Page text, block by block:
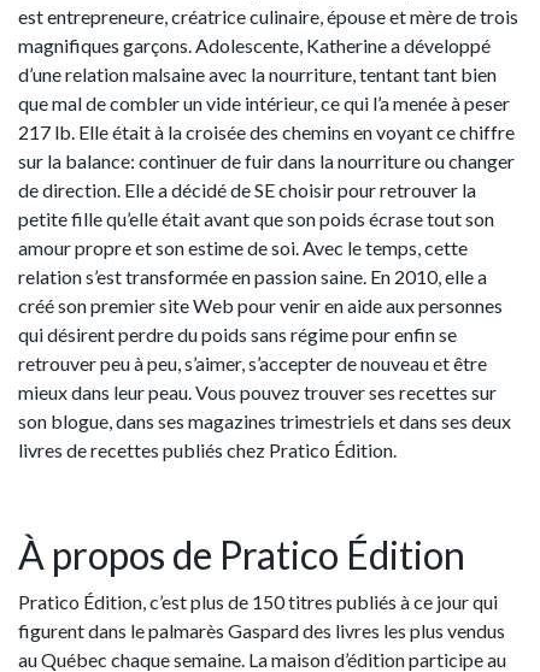
est entrepreneure, créatrice culinaire, épouse et mère de trois
magnifiques garçons. Adolescente, Katherine a développé
d’une relation malsaine avec la nourriture, tentant tant bien
que mal de combler un vide intérieur, ce qui l’a menée à peser
217 lb. Elle était à la croisée des chemins en voyant ce chiffre
sur la balance: continuer de fuir dans la nourriture ou changer
de direction. Elle a décidé de SE choisir pour retrouver la
petite fille qu’elle était avant que son poids écrase tout son
amour propre et son estime de soi. Avec le temps, cette
relation s’est transformée en passion saine. En 2010, elle a
créé son premier site Web pour venir en aide aux personnes
qui désirent perdre du poids sans régime pour enfin se
retrouver peu à peu, s’aimer, s’accepter de nouveau et être
mieux dans leur peau. Vous pouvez trouver ses recettes sur
son blogue, dans ses magazines trimestriels et dans ses deux
livres de recettes publiés chez Pratico Édition.
À propos de Pratico Édition
Pratico Édition, c’est plus de 150 titres publiés à ce jour qui
figurent dans le palmarès Gaspard des livres les plus vendus
au Québec chaque semaine. La maison d’édition participe au